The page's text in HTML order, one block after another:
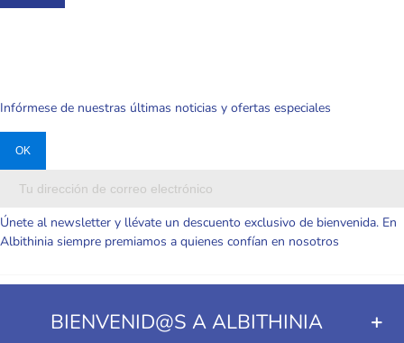
Infórmese de nuestras últimas noticias y ofertas especiales
Únete al newsletter y llévate un descuento exclusivo de bienvenida. En
Albithinia siempre premiamos a quienes confían en nosotros
BIENVENID@S A ALBITHINIA